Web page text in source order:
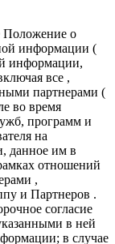
Положение о
информации (
информации,
все ,
партнерами (
во время
программ и
на
данное им в
отношений
,
и Партнеров .
согласие
в ней
в случае